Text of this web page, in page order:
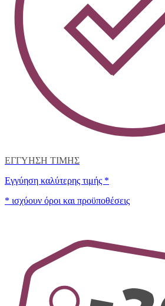
ΕΓΓΥΗΣΗ ΤΙΜΗΣ
Εγγύηση καλύτερης τιμής *
* ισχύουν όροι και προϋποθέσεις